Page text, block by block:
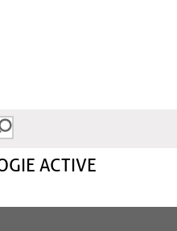
ACTIVE